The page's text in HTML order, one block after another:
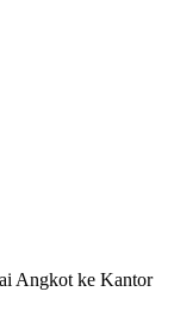
Angkot ke Kantor